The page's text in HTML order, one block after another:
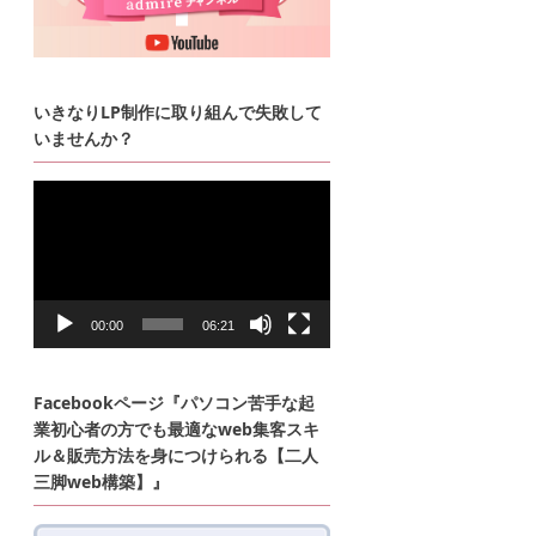
いきなりLP制作に取り組んで失敗して
いませんか？
動
00:00 06:21
Facebookページ『パソコン苦手な起
業初心者の方でも最適なweb集客スキ
ル＆販売方法を身につけられる【二人
三脚web構築】』